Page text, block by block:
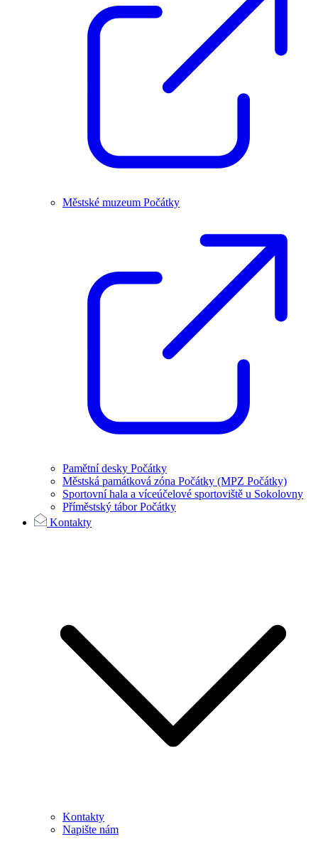
Městské muzeum Počátky
Pamětní desky Počátky
Městská památková zóna Počátky (MPZ Počátky)
Sportovní hala a víceúčelové sportoviště u Sokolovny
Příměstský tábor Počátky
Kontakty
Kontakty
Napište nám